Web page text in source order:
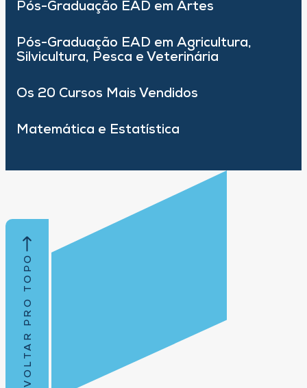
Pós-Graduação EAD em Artes
Pós-Graduação EAD em Agricultura,
Silvicultura, Pesca e Veterinária
Os 20 Cursos Mais Vendidos
Matemática e Estatística
VOLTAR PRO TOPO